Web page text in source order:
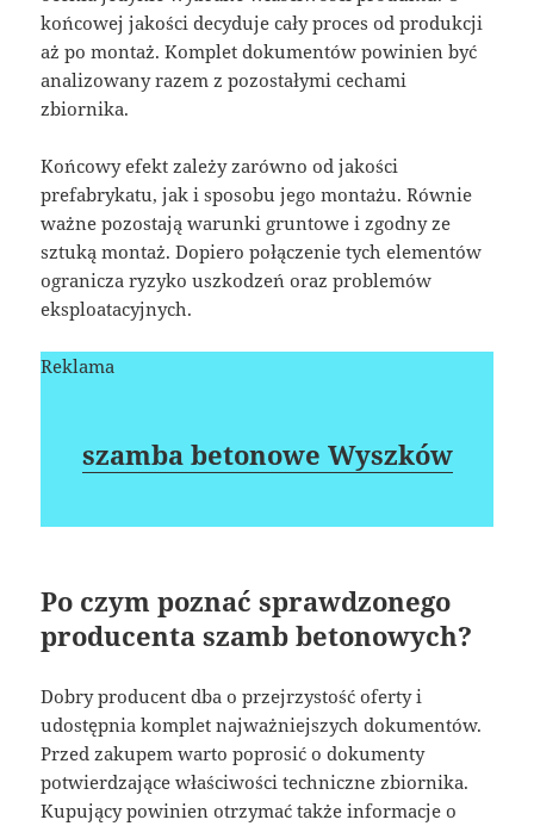
końcowej jakości decyduje cały proces od produkcji
aż po montaż. Komplet dokumentów powinien być
analizowany razem z pozostałymi cechami
zbiornika.
Końcowy efekt zależy zarówno od jakości
prefabrykatu, jak i sposobu jego montażu. Równie
ważne pozostają warunki gruntowe i zgodny ze
sztuką montaż. Dopiero połączenie tych elementów
ogranicza ryzyko uszkodzeń oraz problemów
eksploatacyjnych.
Reklama
szamba betonowe Wyszków
Po czym poznać sprawdzonego
producenta szamb betonowych?
Dobry producent dba o przejrzystość oferty i
udostępnia komplet najważniejszych dokumentów.
Przed zakupem warto poprosić o dokumenty
potwierdzające właściwości techniczne zbiornika.
Kupujący powinien otrzymać także informacje o